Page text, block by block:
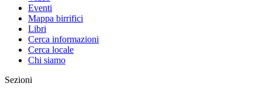
Eventi
Mappa birrifici
Libri
Cerca informazioni
Cerca locale
Chi siamo
Sezioni